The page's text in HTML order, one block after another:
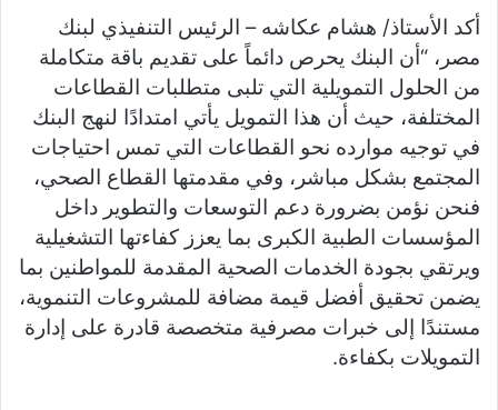
أكد الأستاذ/ هشام عكاشه – الرئيس التنفيذي لبنك
مصر، “أن البنك يحرص دائماً على تقديم باقة متكاملة
من الحلول التمويلية التي تلبى متطلبات القطاعات
المختلفة، حيث أن هذا التمويل يأتي امتدادًا لنهج البنك
في توجيه موارده نحو القطاعات التي تمس احتياجات
المجتمع بشكل مباشر، وفي مقدمتها القطاع الصحي،
فنحن نؤمن بضرورة دعم التوسعات والتطوير داخل
المؤسسات الطبية الكبرى بما يعزز كفاءتها التشغيلية
ويرتقي بجودة الخدمات الصحية المقدمة للمواطنين بما
يضمن تحقيق أفضل قيمة مضافة للمشروعات التنموية،
مستندًا إلى خبرات مصرفية متخصصة قادرة على إدارة
التمويلات بكفاءة.